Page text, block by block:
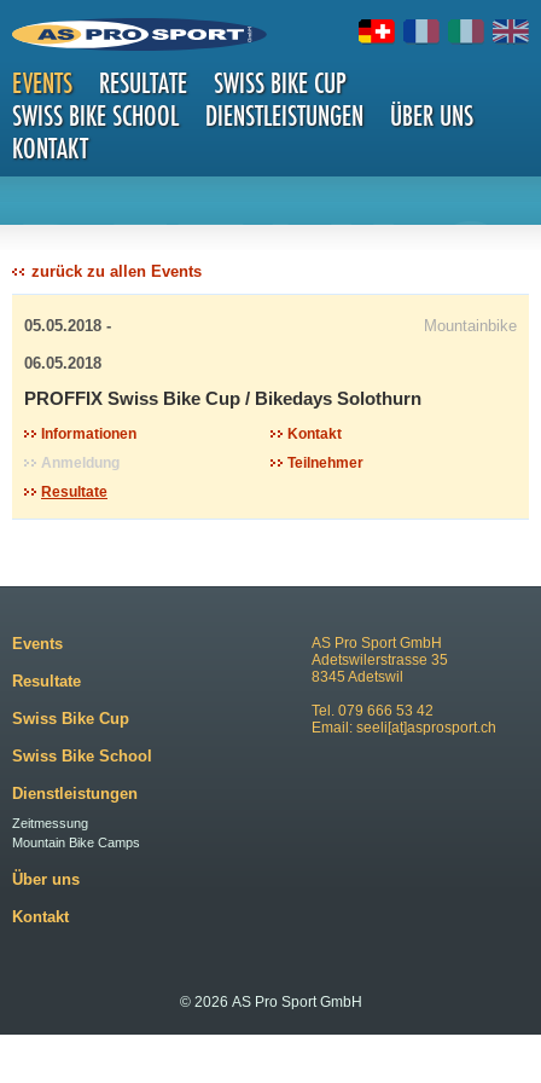
EVENTS RESULTATE
SWISS BIKE CUP
SWISS BIKE SCHOOL
DIENSTLEISTUNGEN
ÜBER UNS
KONTAKT
DETAILS
zurück zu allen Events
05.05.2018 -
06.05.2018
Mountainbike
PROFFIX Swiss Bike Cup / Bikedays Solothurn
Informationen
Kontakt
Anmeldung
Teilnehmer
Resultate
AS Pro Sport GmbH
Adetswilerstrasse 35
8345 Adetswil
Tel. 079 666 53 42
Email: seeli[at]asprosport.ch
Events
Resultate
Swiss Bike Cup
Swiss Bike School
Dienstleistungen
Zeitmessung
Mountain Bike Camps
Über uns
Kontakt
© 2026 AS Pro Sport GmbH